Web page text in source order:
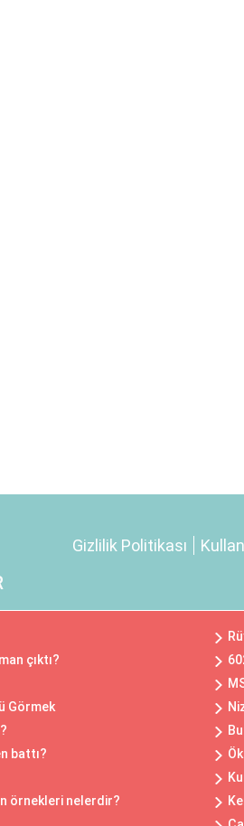
Gizlilik Politikası
çıktı?
Görmek
battı?
örnekleri nelerdir?